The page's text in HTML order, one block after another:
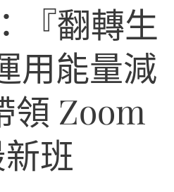
『翻轉生
用能量減
領 Zoom
班